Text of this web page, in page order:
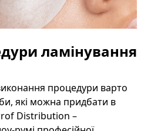
ламінування
процедури варто
які можна придбати в
Distribution –